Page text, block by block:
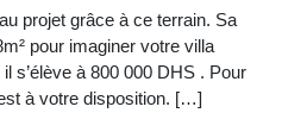
projet grâce à ce terrain. Sa
pour imaginer votre villa
s’élève à 800 000 DHS . Pour
à votre disposition. […]